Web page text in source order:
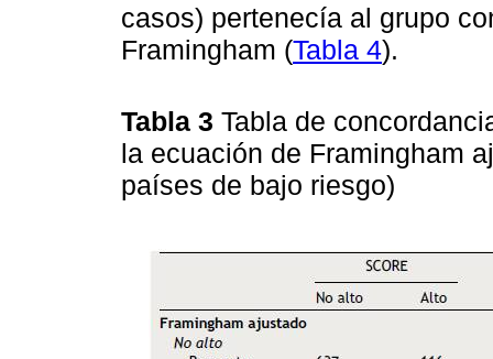
casos) pertenecía al grupo
Framingham (Tabla 4).
Tabla 3 Tabla de
la ecuación de Framingham
países de bajo riesgo)